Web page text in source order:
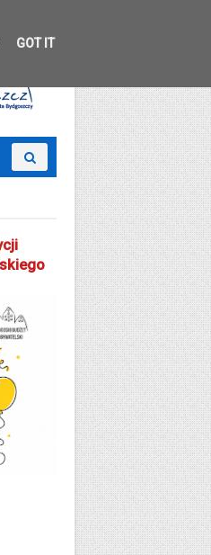
GOT IT